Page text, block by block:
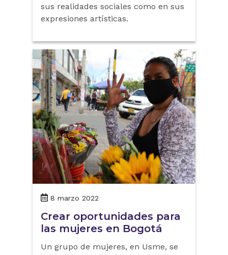
sus realidades sociales como en sus
expresiones artísticas.
8 marzo 2022
Crear oportunidades para
las mujeres en Bogotá
Un grupo de mujeres, en Usme, se